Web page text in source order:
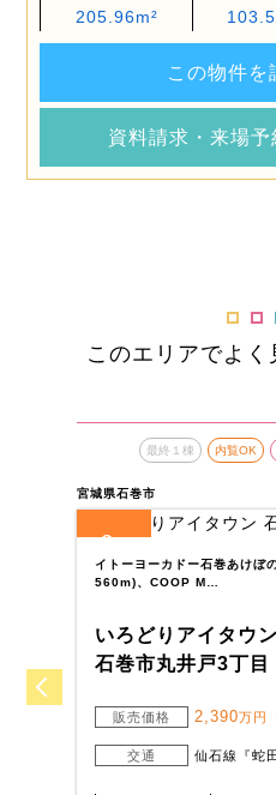
205.96m²
この物件を
資料請求・来場予
このエリアでよ
宮城県石巻市
最終１棟 内覧OK
3
イトーヨーカドー石巻あけぼ
560m)、COOP M…
いろどりアイタウン
石巻市丸井戸3丁目
販売価格 2,390万円
交通 仙石線『蛇